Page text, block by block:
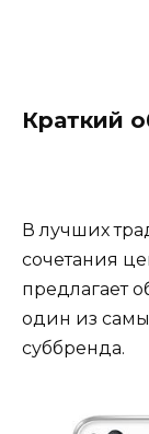
Краткий
В лучших
сочетания
предлагает
один из
суббренда.